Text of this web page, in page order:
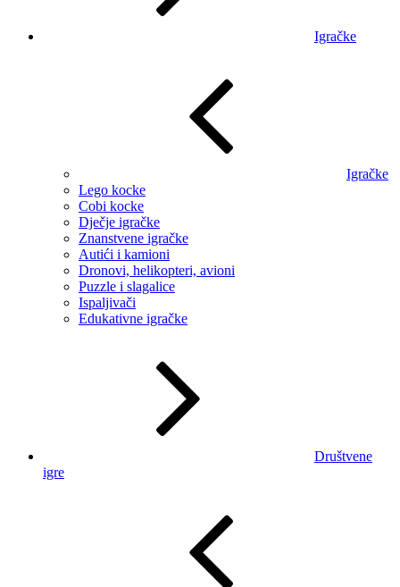
Igračke
Igračke
Lego kocke
Cobi kocke
Dječje igračke
Znanstvene igračke
Autići i kamioni
Dronovi, helikopteri, avioni
Puzzle i slagalice
Ispaljivači
Edukativne igračke
Društvene
igre